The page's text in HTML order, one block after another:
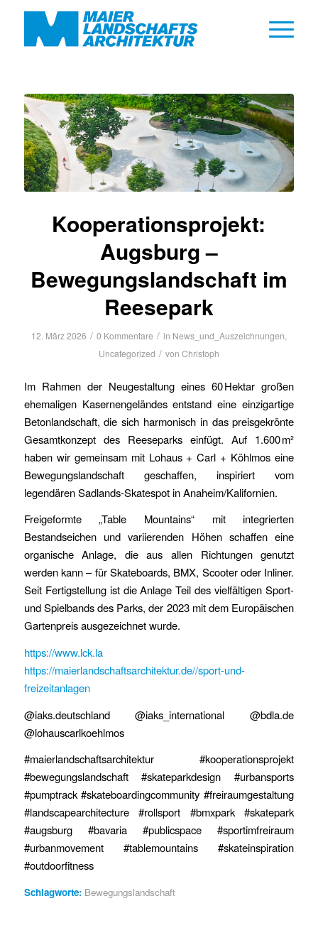
Kooperationsprojekt:
Augsburg –
Bewegungslandschaft im
Reesepark
12. März 2026 / 0 Kommentare / in News_und_Auszeichnungen,
Uncategorized / von Christoph
Im Rahmen der Neugestaltung eines 60 Hektar großen
ehemaligen Kasernengeländes entstand eine einzigartige
Betonlandschaft, die sich harmonisch in das preisgekrönte
Gesamtkonzept des Reeseparks einfügt. Auf 1.600 m²
haben wir gemeinsam mit Lohaus + Carl + Köhlmos eine
Bewegungslandschaft geschaffen, inspiriert vom
legendären Sadlands-Skatespot in Anaheim/Kalifornien.
Freigeformte „Table Mountains“ mit integrierten
Bestandseichen und variierenden Höhen schaffen eine
organische Anlage, die aus allen Richtungen genutzt
werden kann – für Skateboards, BMX, Scooter oder Inliner.
Seit Fertigstellung ist die Anlage Teil des vielfältigen Sport-
und Spielbands des Parks, der 2023 mit dem Europäischen
Gartenpreis ausgezeichnet wurde.
https://www.lck.la
https://maierlandschaftsarchitektur.de//sport-und-
freizeitanlagen
@iaks.deutschland @iaks_international @bdla.de
@lohauscarlkoehlmos
#maierlandschaftsarchitektur #kooperationsprojekt
#bewegungslandschaft #skateparkdesign #urbansports
#pumptrack #skateboardingcommunity #freiraumgestaltung
#landscapearchitecture #rollsport #bmxpark #skatepark
#augsburg #bavaria #publicspace #sportimfreiraum
#urbanmovement #tablemountains #skateinspiration
#outdoorfitness
Schlagworte: Bewegungslandschaft